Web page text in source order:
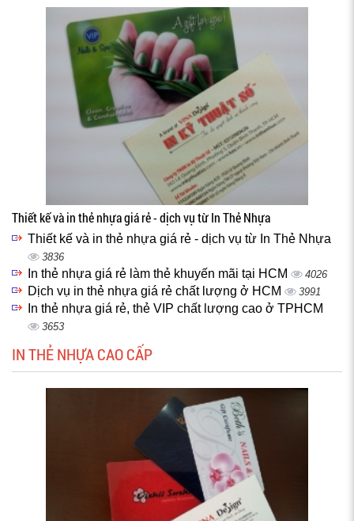
Thiết kế và in thẻ nhựa giá rẻ - dịch vụ từ In Thẻ Nhựa
Thiết kế và in thẻ nhựa giá rẻ - dịch vụ từ In Thẻ Nhựa
3836
In thẻ nhựa giá rẻ làm thẻ khuyến mãi tại HCM 4026
Dịch vụ in thẻ nhựa giá rẻ chất lượng ở HCM 3991
In thẻ nhựa giá rẻ, thẻ VIP chất lượng cao ở TPHCM
3653
IN THẺ NHỰA CAO CẤP